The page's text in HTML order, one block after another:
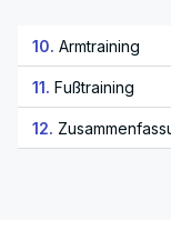
10. Armtraining
11. Fußtraining
12.